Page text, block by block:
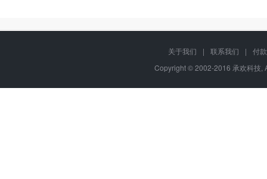
关于我们 | 联系我们 |
付
Copyright © 2002-2016 承欢科技